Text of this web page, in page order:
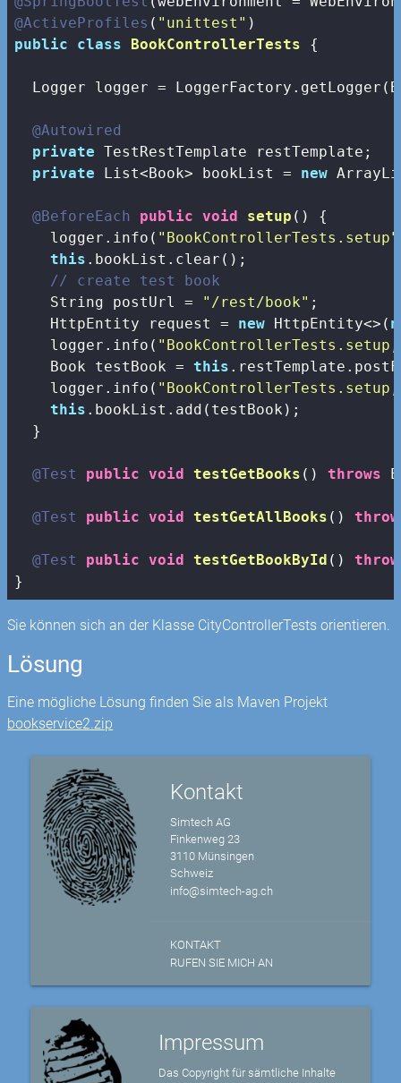
@ActiveProfiles ( "unittest"
public
class BookControllerTests {
Logger logger =
@Autowired
private TestRestTemplate restTemplate;
private List<Book> bookList = new
@BeforeEach public void setup ()
{
    logger.info(
"BookControllerTests.setup"
this .bookList.clear();
// create test book
    String postUrl =
"/rest/book" ;
    HttpEntity
request = new HttpEntity<>(
    logger.info(
    Book testBook =
this
    logger.info(
this .bookList.add(testBook);
  }
@Test public void testGetBooks () throws
@Test public void testGetAllBooks ()
@Test public void testGetBookById ()
}
Sie können sich an der Klasse CityControllerTests orientieren.
Lösung
Eine mögliche Lösung finden Sie als Maven Projekt
bookservice2.zip
Kontakt
Simtech AG
Finkenweg 23
3110 Münsingen
Schweiz
info@simtech-ag.ch
KONTAKT
RUFEN SIE MICH AN
Impressum
Das Copyright für sämtliche Inhalte